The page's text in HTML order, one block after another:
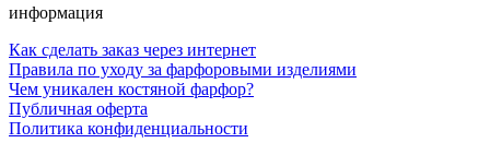
информация
Как сделать заказ через интернет
Правила по уходу за фарфоровыми изделиями
Чем уникален костяной фарфор?
Публичная оферта
Политика конфиденциальности